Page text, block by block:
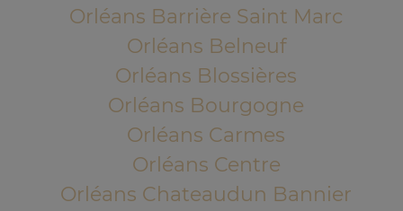
Orléans Barrière Saint Marc
Orléans Belneuf
Orléans Blossières
Orléans Bourgogne
Orléans Carmes
Orléans Centre
Orléans Chateaudun Bannier